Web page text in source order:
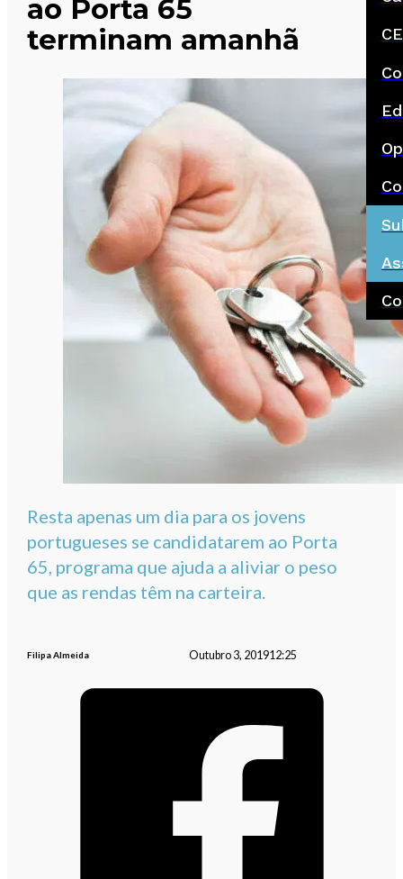
ao Porta 65
terminam amanhã
Resta apenas um dia para os jovens
portugueses se candidatarem ao Porta
65, programa que ajuda a aliviar o peso
que as rendas têm na carteira.
Filipa Almeida Outubro 3, 201912:25